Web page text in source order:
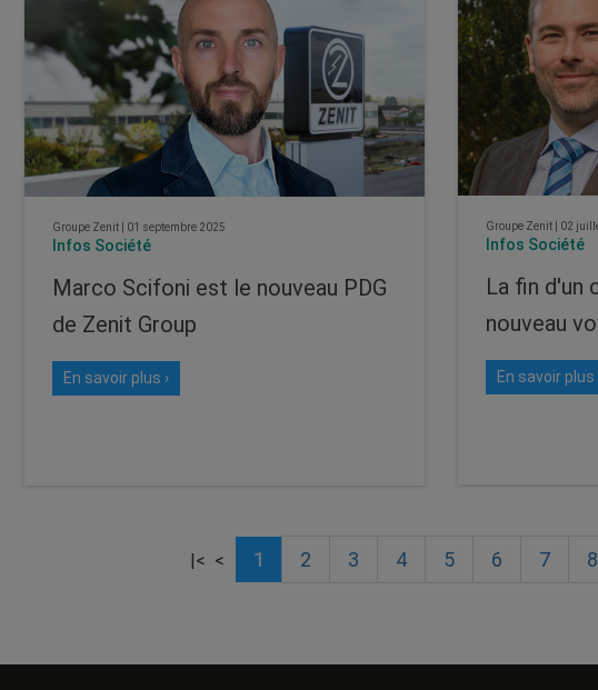
Groupe Zenit 01 septembre 2025
Infos Société
Marco Scifoni est le nouveau PDG
de Zenit Group
En savoir plus ›
Groupe Zenit 02
Infos Société
La fin d'un
nouveau
En savoir plus
|< < 1 2 3 4 5 6 7 8